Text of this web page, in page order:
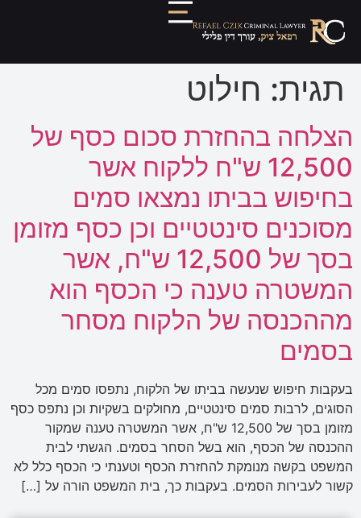
תגית: חילוט
הצלחה בהחזרת סכום כסף של
12,500 ש"ח ללקוח אשר
בחיפוש בביתו נמצאו סמים
מסוכנים סינטטיים וכן כסף מזומן
בסך של 12,500 ש"ח, אשר
המשטרה טענה כי הכסף הוא
מההכנסה של הלקוח מסחר
בסמים
בעקבות חיפוש שנעשה בביתו של הלקוח, נתפסו סמים מכל
הסוגים, לרבות סמים סינטטיים, מחולקים בשקיות וכן נתפס כסף
מזומן בסך של 12,500 ש"ח, אשר המשטרה טענה שמקור
ההכנסה של הכסף, הוא בשל הסחר בסמים. הגשתי לבית
המשפט בקשה מנומקת להחזרת הכסף וטענתי כי הכסף כלל לא
קשור לעבירות הסמים. בעקבות כך, בית המשפט הורה על […]